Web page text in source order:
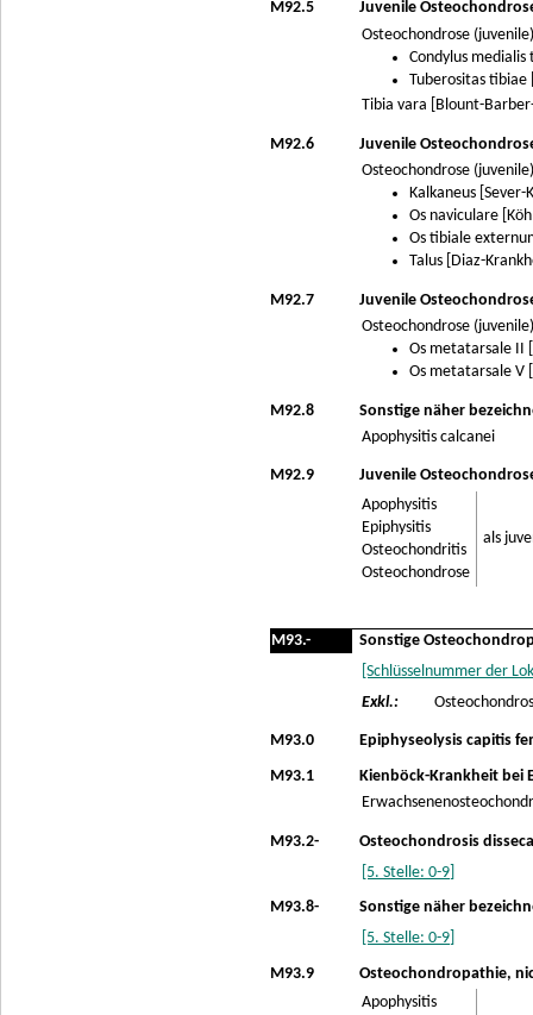
M92.5
Juvenile
Osteochondrose
Condylus
Tuberositas tibiae
Tibia vara [Blount-
M92.6
Juvenile
Osteochondrose
Kalkaneus
Os naviculare
Os tibiale
Talus [Diaz-
M92.7
Juvenile
Osteochondrose
Os metatarsale II
Os metatarsale V
M92.8
Sonstige näher
Apophysitis calcanei
M92.9
Juvenile
Apophysitis
Epiphysitis
Osteochondritis
Osteochondrose
als
M93.-
Sonstige
[Schlüsselnummer der
Exkl.:
M93.0
Epiphyseolysis capitis
M93.1
Kienböck-Krankheit bei
M93.2-
Osteochondrosis
[5. Stelle: 0-9]
M93.8-
Sonstige näher
[5. Stelle: 0-9]
M93.9
Osteochondropathie,
Apophysitis